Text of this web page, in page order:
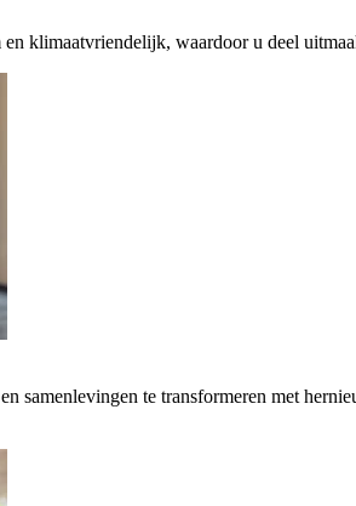
klimaatvriendelijk, waardoor u deel
samenlevingen te transformeren met